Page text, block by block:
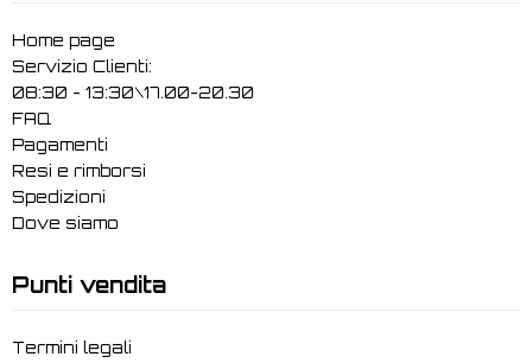
Home page
Servizio Clienti:
08:30 - 13:30\17.00-20.30
FAQ
Pagamenti
Resi e rimborsi
Spedizioni
Dove siamo
Punti vendita
Termini legali